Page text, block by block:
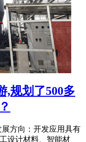
,规划了500多
方向：开发应用具有
设计材料、智能材